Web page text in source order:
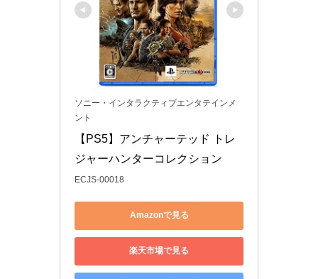
ソニー・インタラクティブエンタテインメ
ント
【PS5】アンチャーテッド トレ
ジャーハンターコレクション
ECJS-00018
Amazonで見る
楽天市場で見る